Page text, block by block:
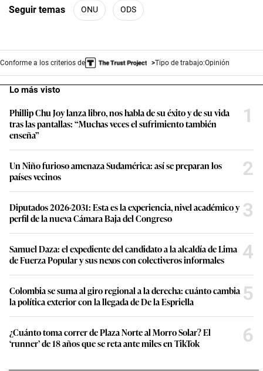
Seguir temas ONU ODS
Conforme a los criterios de Tipo de trabajo:Opinión
Lo más visto
Phillip Chu Joy lanza libro, nos habla de su éxito y de su vida
tras las pantallas: “Muchas veces el sufrimiento también
enseña”
1
Un Niño furioso amenaza Sudamérica: así se preparan los
países vecinos
2
Diputados 2026-2031: Esta es la experiencia, nivel académico y
perfil de la nueva Cámara Baja del Congreso
3
Samuel Daza: el expediente del candidato a la alcaldía de Lima
de Fuerza Popular y sus nexos con colectiveros informales
4
Colombia se suma al giro regional a la derecha: cuánto cambia
la política exterior con la llegada de De la Espriella
5
¿Cuánto toma correr de Plaza Norte al Morro Solar? El
‘runner’ de 18 años que se reta ante miles en TikTok
6